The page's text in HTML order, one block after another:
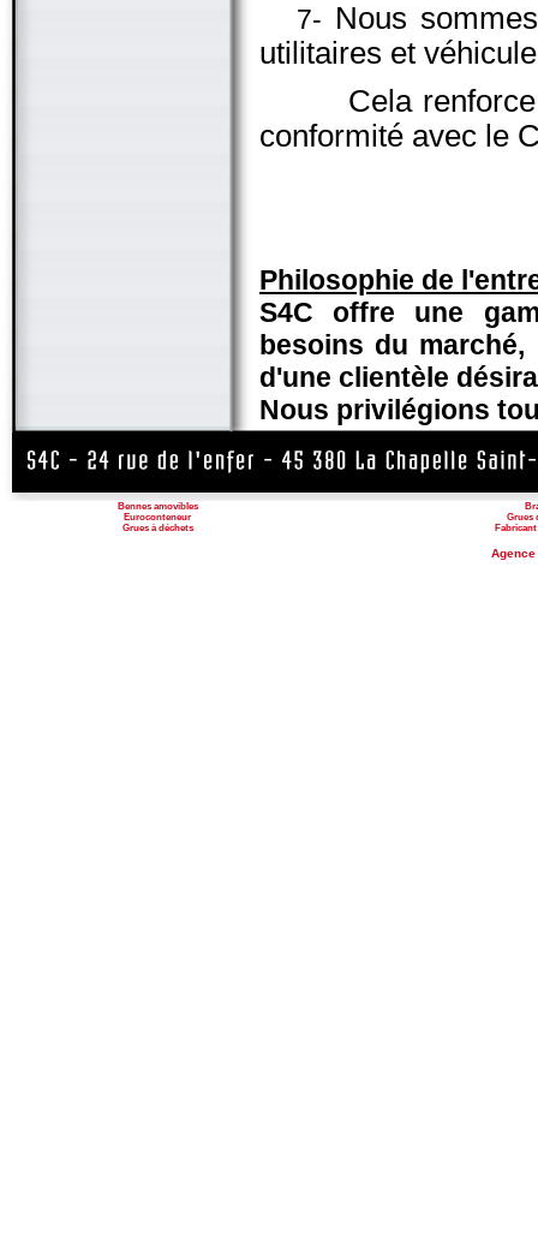
7- Nous
utilitaires et
Cela renforce
conformité avec le
Philosophie de
S4C offre une
besoins du
d'une clientèle
Nous privilégions
Bennes amovibles
Euroconteneur
Grues
Grues à déchets
Agence